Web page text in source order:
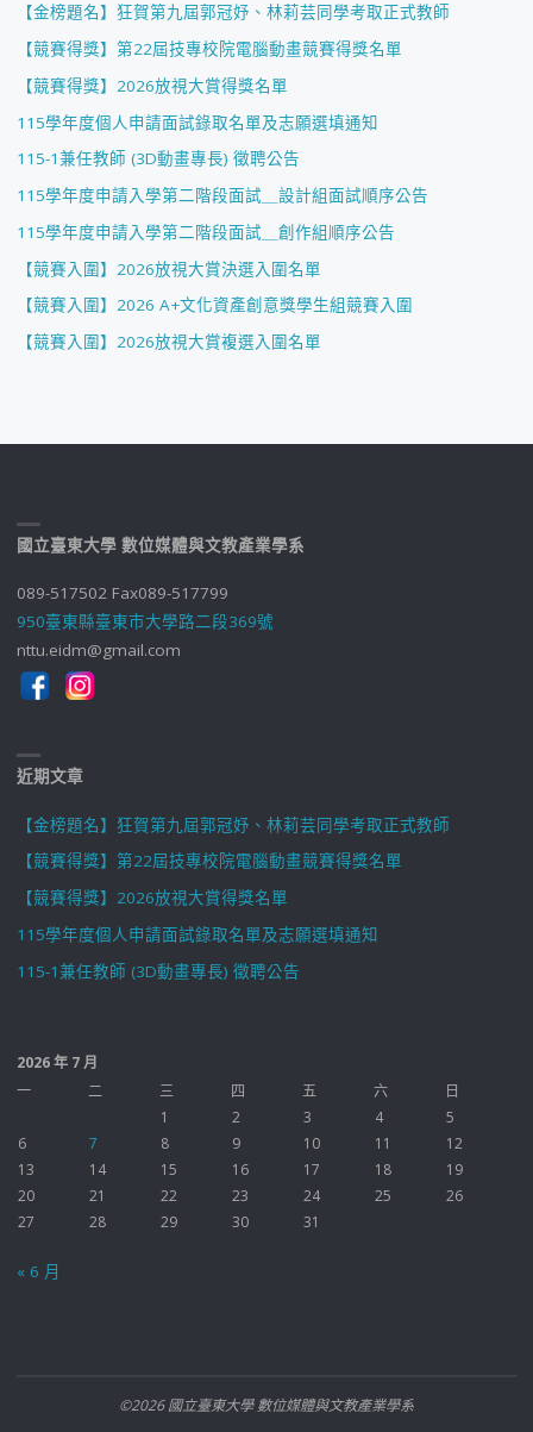
教
師"
【金榜題名】狂賀第九屆郭冠妤、林莉芸同學考取正式教師
【競賽得獎】第22屆技專校院電腦動畫競賽得獎名單
【競賽得獎】2026放視大賞得獎名單
115學年度個人申請面試錄取名單及志願選填通知
115-1兼任教師 (3D動畫專長) 徵聘公告
115學年度申請入學第二階段面試＿設計組面試順序公告
115學年度申請入學第二階段面試＿創作組順序公告
【競賽入圍】2026放視大賞決選入圍名單
【競賽入圍】2026 A+文化資產創意獎學生組競賽入圍
【競賽入圍】2026放視大賞複選入圍名單
國立臺東大學 數位媒體與文教產業學系
089-517502 Fax089-517799
950臺東縣臺東市大學路二段369號
nttu.eidm@gmail.com
近期文章
【金榜題名】狂賀第九屆郭冠妤、林莉芸同學考取正式教師
【競賽得獎】第22屆技專校院電腦動畫競賽得獎名單
【競賽得獎】2026放視大賞得獎名單
115學年度個人申請面試錄取名單及志願選填通知
115-1兼任教師 (3D動畫專長) 徵聘公告
2026 年 7 月
一
二 三 四 五 六
日
1
2 3 4
5
6
7 8 9 10 11
12
13
14 15 16 17 18
19
20
21 22 23 24 25
26
27
28 29 30 31
« 6 月
©2026 國立臺東大學 數位媒體與文教產業學系